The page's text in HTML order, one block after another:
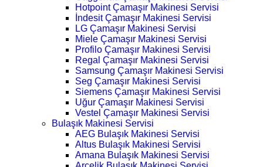
Hotpoint Çamaşır Makinesi Servisi
İndesit Çamaşır Makinesi Servisi
LG Çamaşır Makinesi Servisi
Miele Çamaşır Makinesi Servisi
Profilo Çamaşır Makinesi Servisi
Regal Çamaşır Makinesi Servisi
Samsung Çamaşır Makinesi Servisi
Seg Çamaşır Makinesi Servisi
Siemens Çamaşır Makinesi Servisi
Uğur Çamaşır Makinesi Servisi
Vestel Çamaşır Makinesi Servisi
Bulaşık Makinesi Servisi
AEG Bulaşık Makinesi Servisi
Altus Bulaşık Makinesi Servisi
Amana Bulaşık Makinesi Servisi